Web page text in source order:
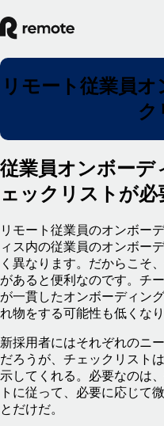
リモート従業員
ク
従業員オンボーデ
ェックリストが必
リモート従業員のオンボー
ィス内の従業員のオンボー
く異なります。だからこそ
があると便利なのです。チ
が一貫したオンボーディン
れ物をする可能性も低くなり
新採用者にはそれぞれのニ
だろうが、チェックリスト
示してくれる。必要なのは
トに従って、必要に応じて
とだけだ。